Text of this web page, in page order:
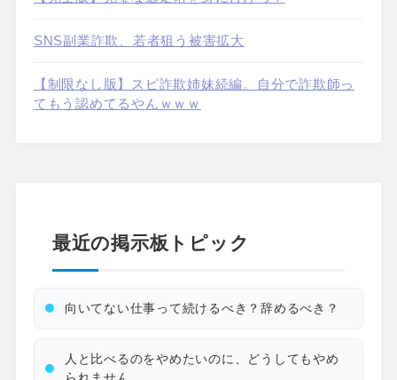
SNS副業詐欺、若者狙う被害拡大
【制限なし版】スピ詐欺姉妹続編。自分で詐欺師っ
てもう認めてるやんｗｗｗ
最近の掲示板トピック
向いてない仕事って続けるべき？辞めるべき？
人と比べるのをやめたいのに、どうしてもやめ
られません